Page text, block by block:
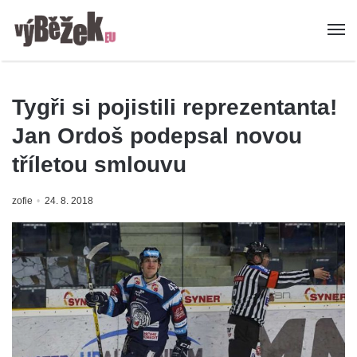
Tygři si pojistili reprezentanta!
Jan Ordoš podepsal novou
tříletou smlouvu
zofie 24. 8. 2018